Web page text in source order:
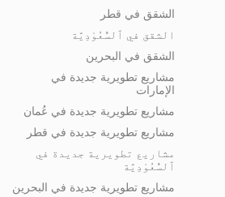
الشقق في قطر
الشقق في ٱلسُّعُوْدِيَّة
الشقق في البحرين
مشاريع تطويرية جديدة في
الإمارات
مشاريع تطويرية جديدة في عُمان
مشاريع تطويرية جديدة في قطر
مشاريع تطويرية جديدة في
ٱلسُّعُوْدِيَّة
مشاريع تطويرية جديدة في البحرين